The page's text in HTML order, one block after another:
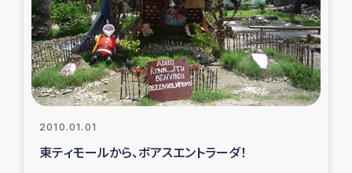
2010.01.01
東ティモールから、ボアスエントラーダ！